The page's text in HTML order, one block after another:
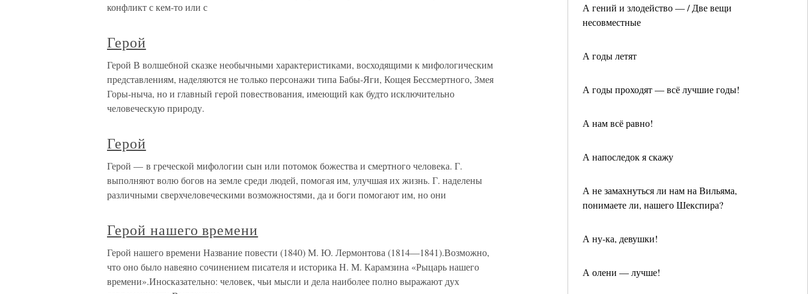
А гений и злодейство — / Две вещи
несовместные
А годы летят
А годы проходят — всё лучшие годы!
А нам всё равно!
А напоследок я скажу
А не замахнуться ли нам на Вильяма,
понимаете ли, нашего Шекспира?
А ну-ка, девушки!
А олени — лучше!
конфликт с кем-то или с
Герой
Герой В волшебной сказке необычными характеристиками, восходящими к мифологическим
представлениям, наделяются не только персонажи типа Бабы-Яги, Кощея Бессмертного, Змея
Горы-ныча, но и главный герой повествования, имеющий как будто исключительно
человеческую природу.
Герой
Герой — в греческой мифологии сын или потомок божества и смертного человека. Г.
выполняют волю богов на земле среди людей, помогая им, улучшая их жизнь. Г. наделены
различными сверхчеловеческими возможностями, да и боги помогают им, но они
Герой нашего времени
Герой нашего времени Название повести (1840) М. Ю. Лермонтова (1814—1841).Возможно,
что оно было навеяно сочинением писателя и историка Н. М. Карамзина «Рыцарь нашего
времени».Иносказательно: человек, чьи мысли и дела наиболее полно выражают дух